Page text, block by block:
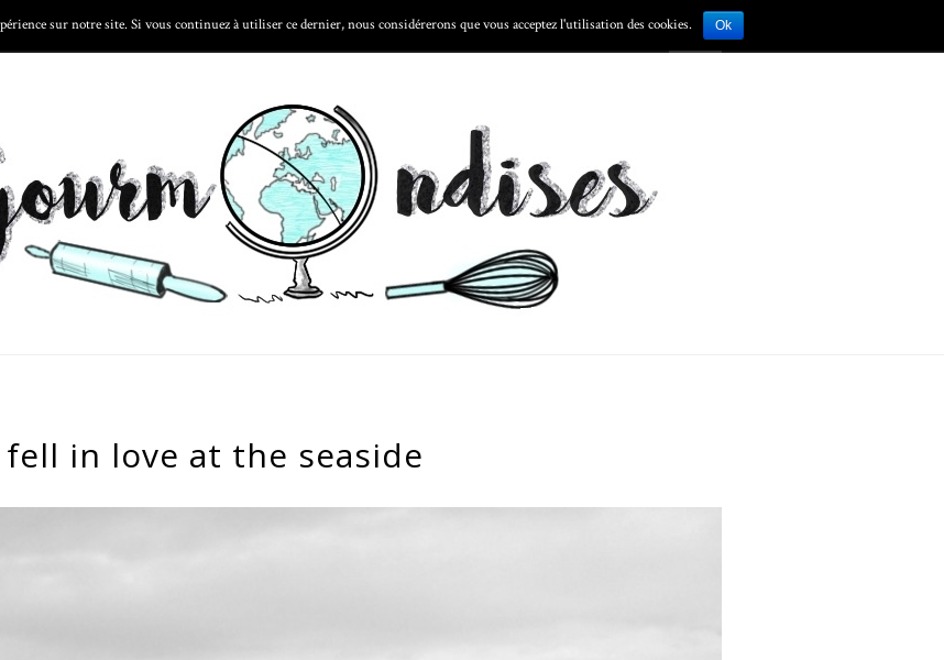
LA CARTE LES ASTUCES LES GOURMONDISES
fell in love at the seaside
sur notre site. Si vous continuez à utiliser ce dernier, nous considérerons que vous acceptez l'utilisation des cookies. Ok